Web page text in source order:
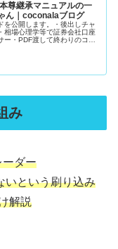
尊継承マニュアルの一
ん｜coconalaブログ
を公開します。・後出しチャ
相場心理学等で証券会社口座
・PDF渡して終わりのココ
み
ーダー
いという刷り込み
解説